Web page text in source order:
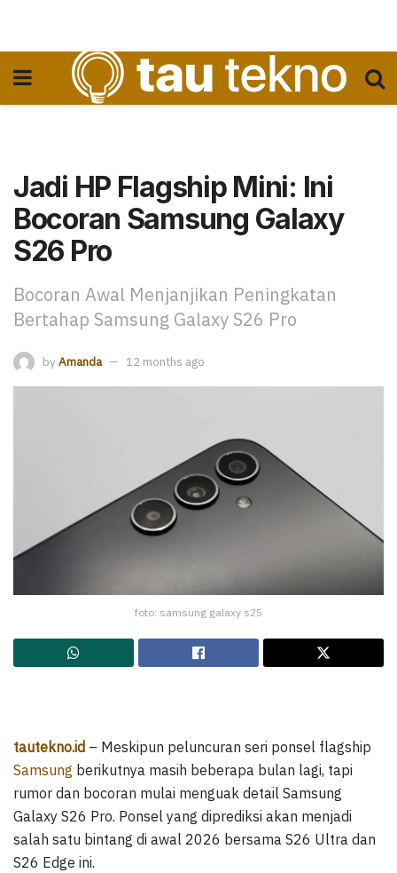
Jadi HP Flagship Mini: Ini
Bocoran Samsung Galaxy
S26 Pro
Bocoran Awal Menjanjikan Peningkatan
Bertahap Samsung Galaxy S26 Pro
by Amanda 12 months ago
foto: samsung galaxy s25
tautekno.id – Meskipun peluncuran seri ponsel flagship
Samsung berikutnya masih beberapa bulan lagi, tapi
rumor dan bocoran mulai menguak detail Samsung
Galaxy S26 Pro. Ponsel yang diprediksi akan menjadi
salah satu bintang di awal 2026 bersama S26 Ultra dan
S26 Edge ini.